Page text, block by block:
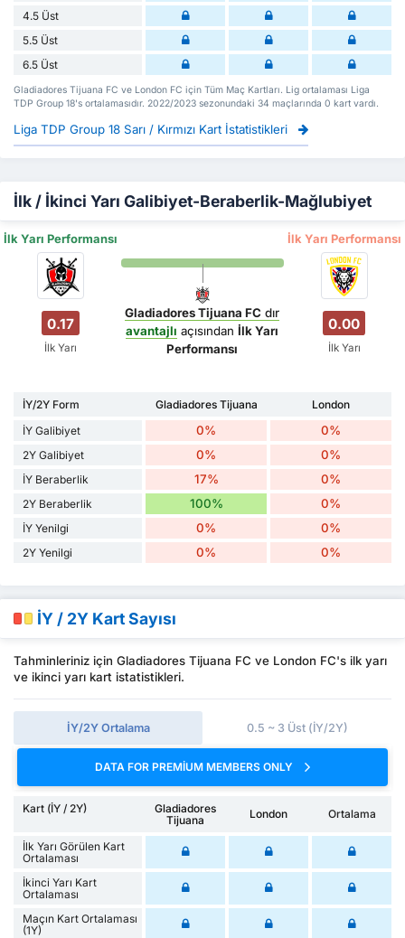
4.5 Üst
5.5 Üst
6.5 Üst
Gladiadores Tijuana FC ve London FC için Tüm Maç Kartları. Lig ortalaması Liga
TDP Group 18's ortalamasıdır. 2022/2023 sezonundaki 34 maçlarında 0 kart vardı.
Liga TDP Group 18 Sarı / Kırmızı Kart İstatistikleri
İlk / İkinci Yarı Galibiyet-Beraberlik-Mağlubiyet
İlk Yarı Performansı İlk Yarı Performansı
0.17
İlk Yarı
Gladiadores Tijuana FC dır
avantajlı açısından İlk Yarı
Performansı
0.00
İlk Yarı
İY/2Y Form Gladiadores Tijuana
London
İY Galibiyet
0% 0%
2Y Galibiyet 0% 0%
İY Beraberlik 17% 0%
2Y Beraberlik 100% 0%
İY Yenilgi 0% 0%
2Y Yenilgi 0% 0%
İY / 2Y Kart Sayısı
Tahminleriniz için Gladiadores Tijuana FC ve London FC's ilk yarı
ve ikinci yarı kart istatistikleri.
İY/2Y Ortalama 0.5 ~ 3 Üst (İY/2Y)
DATA FOR PREMIUM MEMBERS ONLY
Kart (İY / 2Y)
Gladiadores
Tijuana
London Ortalama
İlk Yarı Görülen Kart
Ortalaması
İkinci Yarı Kart
Ortalaması
Maçın Kart Ortalaması
(1Y)